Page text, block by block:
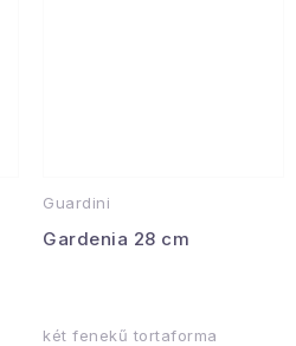
Guardini
Gardenia 28 cm
két fenekű tortaforma